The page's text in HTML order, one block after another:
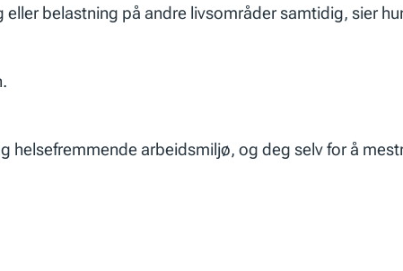
belastning på andre livsområder samtidig, sier
helsefremmende arbeidsmiljø, og deg selv for å